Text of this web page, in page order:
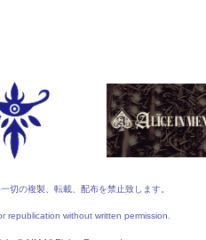
切の複製、転載、配布を禁止致します。
republication without written permission.